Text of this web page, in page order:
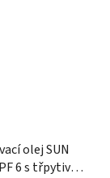
olej SUN
6 s třpytivým